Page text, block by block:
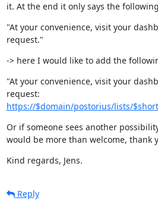
it. At the end it only says the
"At your convenience, visit your
request."
-> here I would like to add the
"At your convenience, visit your
https://$domain/postorius/lists/
Or if someone sees another
would be more than welcome, thank
Kind regards, Jens.
Reply